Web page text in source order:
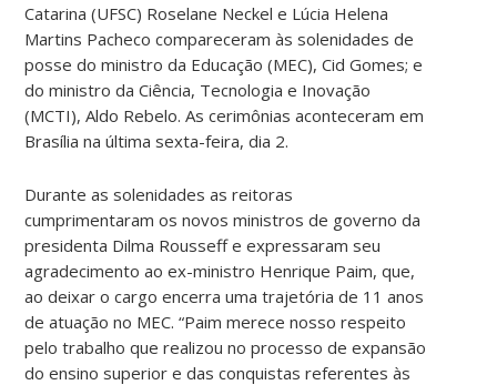
Catarina (UFSC) Roselane Neckel e Lúcia Helena
Martins Pacheco compareceram às solenidades de
posse do ministro da Educação (MEC), Cid Gomes; e
do ministro da Ciência, Tecnologia e Inovação
(MCTI), Aldo Rebelo. As cerimônias aconteceram em
Brasília na última sexta-feira, dia 2.
Durante as solenidades as reitoras
cumprimentaram os novos ministros de governo da
presidenta Dilma Rousseff e expressaram seu
agradecimento ao ex-ministro Henrique Paim, que,
ao deixar o cargo encerra uma trajetória de 11 anos
de atuação no MEC. “Paim merece nosso respeito
pelo trabalho que realizou no processo de expansão
do ensino superior e das conquistas referentes às